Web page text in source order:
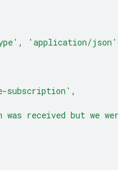
, 'application/json'
subscription' ,
was received but we